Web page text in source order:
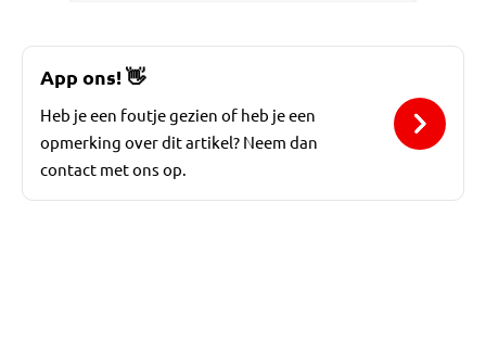
App ons!👋
Heb je een foutje gezien of heb je een
opmerking over dit artikel? Neem dan
contact met ons op.